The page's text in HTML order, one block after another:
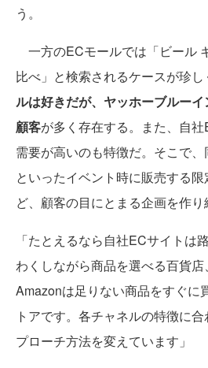
う。
一方のECモールでは「ビール
比べ」と検索されるケースが珍し
ルは好きだが、ヤッホーブルー
顧客が多く存在する。また、自
需要が高いのも特徴だ。そこで
といったイベント時に販売する
ど、顧客の目にとまる企画を作り
「たとえるなら自社ECサイトは
わくしながら商品を選べる百貨
Amazonは足りない商品をすぐに
トアです。各チャネルの特徴に
プローチ方法を変えています」